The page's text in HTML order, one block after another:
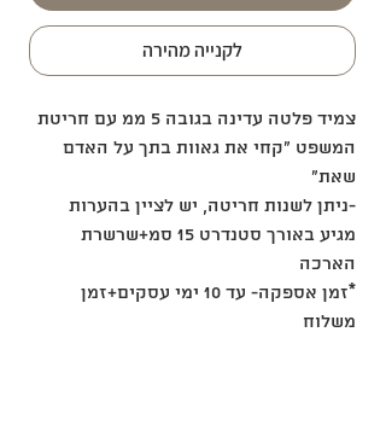
לקנייה מהירה
צמיד פלטה עדינה בגובה 5 ממ עם חריטת
המשפט "קחי את גאוות בתך על האדם
שאת"
-ניתן לשנות חריטה, יש לציין בהערות
מגיע באורך סטנדרט 15 סמ+שרשרת
הארכה
*זמן אספקה- עד 10 ימי עסקים+זמן
משלוח